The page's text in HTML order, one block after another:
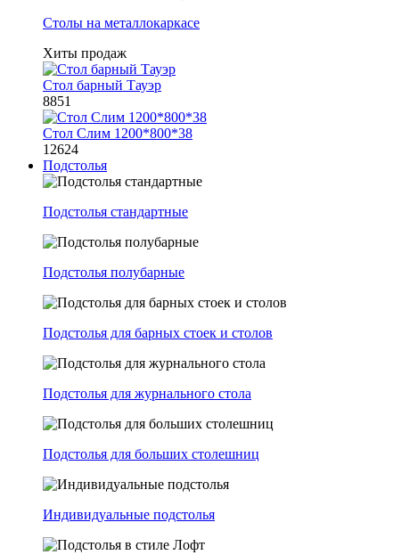
Столы на металлокаркасе
Хиты продаж
Стол барный Тауэр
8851
Стол Слим 1200*800*38
12624
Подстолья
Подстолья стандартные
Подстолья полубарные
Подстолья для барных стоек и столов
Подстолья для журнального стола
Подстолья для больших столешниц
Индивидуальные подстолья